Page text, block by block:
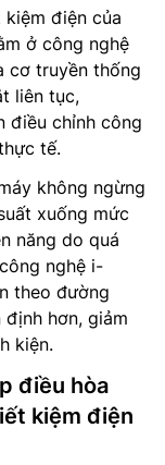
điện của
ở công nghệ
cơ truyền thống
liên tục,
điều chỉnh công
tế.
không ngừng
xuống mức
năng do quá
nghệ i-
theo đường
định hơn, giảm
kiện.
điều hòa
kiệm điện